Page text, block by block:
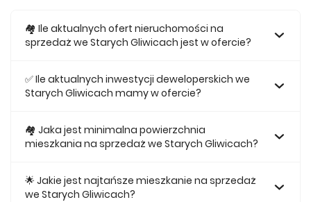
🏘️ Ile aktualnych ofert nieruchomości na
sprzedaż we Starych Gliwicach jest w ofercie?
we Starych Gliwicach.
✅ Ile aktualnych inwestycji deweloperskich we
Starych Gliwicach mamy w ofercie?
we Starych Gliwicach.
🏘 Jaka jest minimalna powierzchnia
mieszkania na sprzedaż we Starych Gliwicach?
Gliwicach jest 26,62.
🌟 Jakie jest najtańsze mieszkanie na sprzedaż
we Starych Gliwicach?